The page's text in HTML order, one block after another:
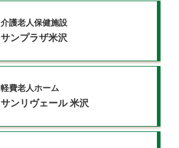
介護老人保健施設
サンプラザ米沢
軽費老人ホーム
サンリヴェール米沢